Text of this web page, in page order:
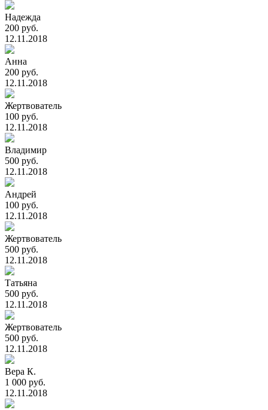
Надежда
200 руб.
12.11.2018
Анна
200 руб.
12.11.2018
Жертвователь
100 руб.
12.11.2018
Владимир
500 руб.
12.11.2018
Андрей
100 руб.
12.11.2018
Жертвователь
500 руб.
12.11.2018
Татьяна
500 руб.
12.11.2018
Жертвователь
500 руб.
12.11.2018
Вера К.
1 000 руб.
12.11.2018